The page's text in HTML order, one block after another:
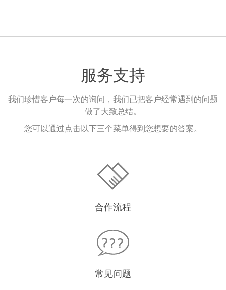
服务支持
我们珍惜客户每一次的询问，我们已把客户经常遇到的问题
做了大致总结。
您可以通过点击以下三个菜单得到您想要的答案。
合作流程
常见问题